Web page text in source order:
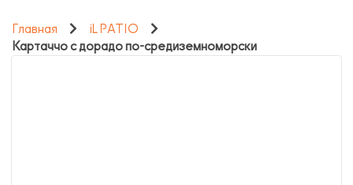
Главная
iL PATIO
Картаччо с дорадо по-средиземноморски